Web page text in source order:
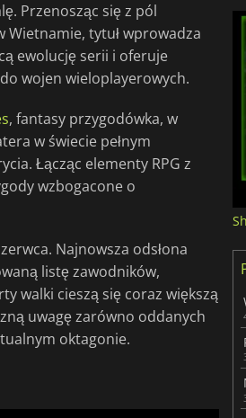
Przenosząc się z pól
tytuł wprowadza
ewolucję serii i oferuje
wojen wieloplayerowych.
, fantasy przygodówka, w
w świecie pełnym
Łącząc elementy RPG z
wzbogacone o
Najnowsza odsłona
listę zawodników,
walki cieszą się coraz większą
uwagę zarówno oddanych
oktagonie.